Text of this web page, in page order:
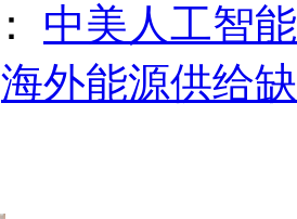
： 中美人工智
海外能源供给